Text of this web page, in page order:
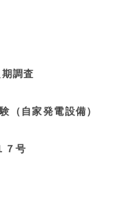
調査
自家発電設備）
号